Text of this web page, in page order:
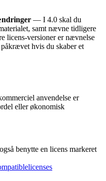
— I 4.0 skal du
samt nævne tidligere
licens-versioner er nævnelse
hvis du skaber et
anvendelse er
eller økonomisk
benytte en licens markeret